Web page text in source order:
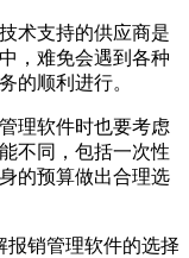
术支持的供应商是
，难免会遇到各种
的顺利进行。
理软件时也要考虑
不同，包括一次性
的预算做出合理选
报销管理软件的选择